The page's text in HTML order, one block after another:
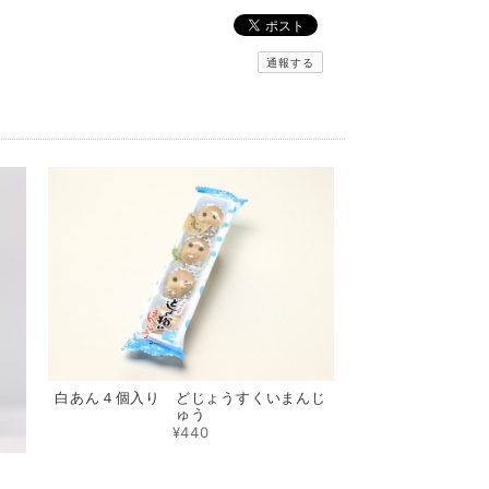
通報する
白あん４個入り どじょうすくいまんじ
ゅう
¥440